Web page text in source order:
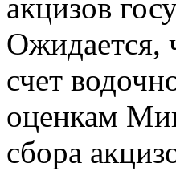
акцизов
Ожидается,
счет
оценкам
сбора